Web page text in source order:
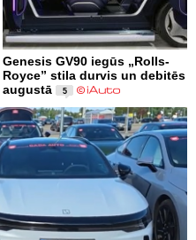
Genesis GV90 iegūs „Rolls-
Royce” stila durvis un debitēs
augustā
5